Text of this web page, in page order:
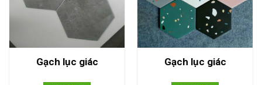
Gạch lục giác Gạch lục giác